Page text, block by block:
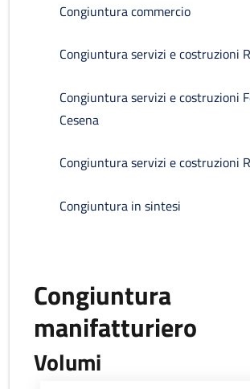
Congiuntura commercio
Congiuntura servizi e costruzioni
Congiuntura servizi e costruzioni
Cesena
Congiuntura servizi e costruzioni
Congiuntura in sintesi
Congiuntura
manifatturiero
Volumi